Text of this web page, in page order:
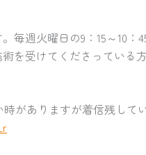
毎週火曜日の9：15～10
を受けてくださっている
がありますが着信残して